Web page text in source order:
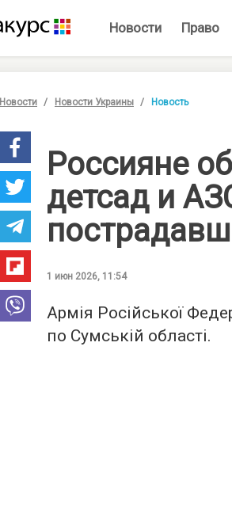
Новости Право
Новости Новости Украины Новость
Россияне
детсад и
1 июн 2026, 11:54
Армія Російської
по Сумській області.